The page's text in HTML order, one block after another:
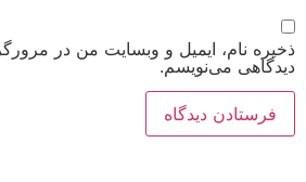
ذخیره نام، ایمیل و وبسایت من در
دیدگاهی می‌نویسم.